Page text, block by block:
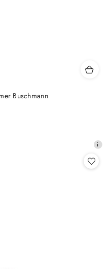
Buschmann